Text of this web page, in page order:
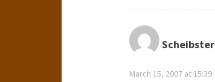
Scheibster
March 15, 2007 at 15:39